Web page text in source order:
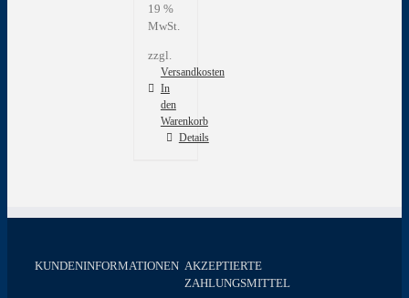
19 %
MwSt.
zzgl.
Versandkosten
In
den
Warenkorb
Details
KUNDENINFORMATIONEN AKZEPTIERTE
ZAHLUNGSMITTEL